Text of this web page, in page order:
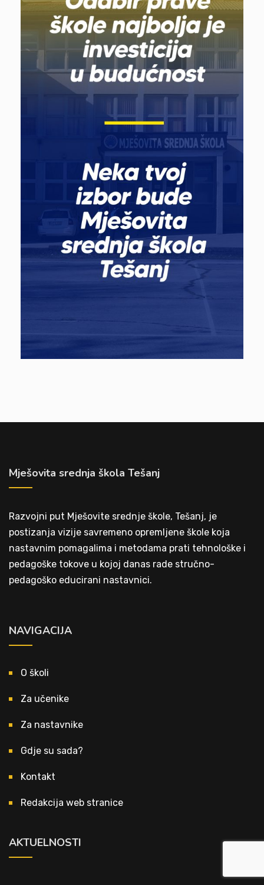
Mješovita srednja škola Tešanj
Razvojni put Mješovite srednje škole, Tešanj, je
postizanja vizije savremeno opremljene škole koja
nastavnim pomagalima i metodama prati tehnološke i
pedagoške tokove u kojoj danas rade stručno-
pedagoško educirani nastavnici.
NAVIGACIJA
O školi
Za učenike
Za nastavnike
Gdje su sada?
Kontakt
Redakcija web stranice
AKTUELNOSTI